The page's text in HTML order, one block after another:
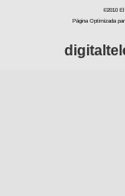
©2010 El
Página Optimizada